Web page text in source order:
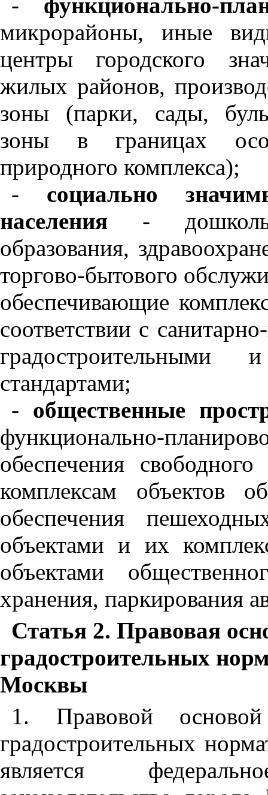
микрорайоны, иные
центры городского
жилых районов,
зоны (парки, сады,
зоны в границах
природного комплекса);
- социально
населения -
образования,
торгово-бытового
обеспечивающие
соответствии с
стандартами;
- общественные
функционально-
обеспечения
комплексам объектов
обеспечения
объектами и их
объектами
хранения, паркирования
Статья 2. Правовая
градостроительных
Москвы
1. Правовой
градостроительных
является